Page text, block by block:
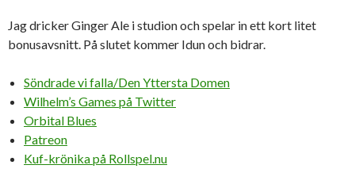
Jag dricker Ginger Ale i studion och spelar in ett kort litet
bonusavsnitt. På slutet kommer Idun och bidrar.
Söndrade vi falla/Den Yttersta Domen
Wilhelm’s Games på Twitter
Orbital Blues
Patreon
Kuf-krönika på Rollspel.nu